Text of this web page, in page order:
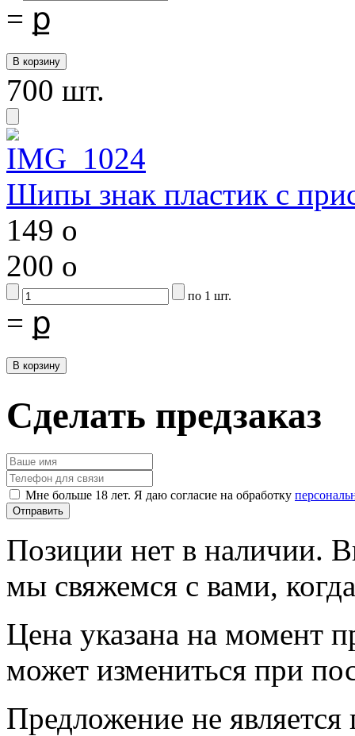
= ք
700 шт.
Шипы знак пластик с
149 o
200 o
по 1 шт.
= ք
Сделать предзаказ
Мне больше 18 лет. Я даю согласие на обработку
Позиции нет в наличии.
мы свяжемся с вами,
Цена указана на момент
может измениться при
Предложение не